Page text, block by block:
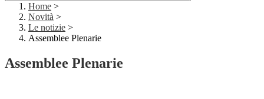
Home >
Novità >
Le notizie >
Assemblee Plenarie
Assemblee Plenarie